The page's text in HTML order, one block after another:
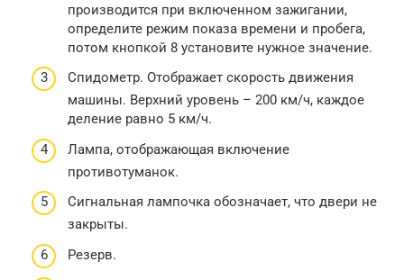
производится при включенном зажигании,
определите режим показа времени и пробега,
потом кнопкой 8 установите нужное значение.
Спидометр. Отображает скорость движения
машины. Верхний уровень – 200 км/ч, каждое
деление равно 5 км/ч.
Лампа, отображающая включение
противотуманок.
Сигнальная лампочка обозначает, что двери не
закрыты.
Резерв.